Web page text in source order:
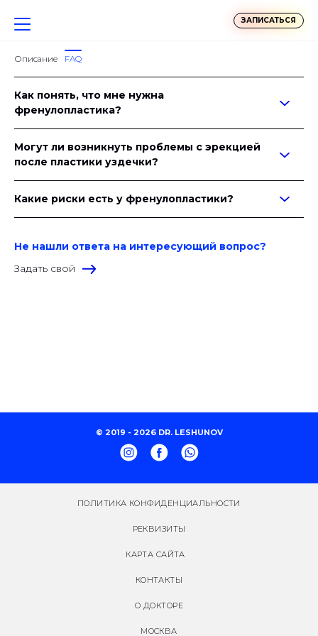
ЗАПИСАТЬСЯ
Описание FAQ
Как понять, что мне нужна
френулопластика?
Могут ли возникнуть проблемы с эрекцией
после пластики уздечки?
Какие риски есть у френулопластики?
Не нашли ответа на интересующий вопрос?
Задать свой
© 2019 - 2026 DR. LESHUNOV
ПОЛИТИКА КОНФИДЕНЦИАЛЬНОСТИ
РЕКВИЗИТЫ
КАРТА САЙТА
КОНТАКТЫ
О ДОКТОРЕ
МОСКВА